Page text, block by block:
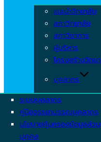
แนะนำวิทยาลัย
สภาวิทยาลัย
สภาวิชาการ
ผู้บริหาร
โครงสร้างวิทย
บุคลากร
ระบบบุคลากร
คู่มือจรรยาบรรณบุคลากร
นโยบายคุ้มครองข้อมูลส่วน
บุคคล